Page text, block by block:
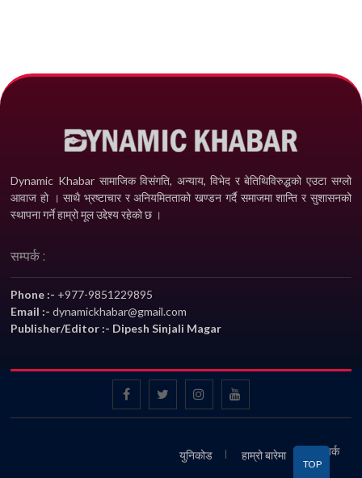
Dynamic Khabar सामाजिक विसंगति, अन्याय, विभेद­ र बेतिथिविरुद्धको एउटा सग्लो
आवाज हो । साथै भ्रष्टाचार र अनियमितताको खण्डन गर्दै समाजमा शान्ति र सुशासनको
स्थापना गर्ने हाम्रो मूल उद्देश्य रहेको छ ।
सम्पर्क :
Phone :- +977-9851229895
Email :-dynamickhabar@gmail.com
Publisher/Editor :- Dipesh Sinjali Magar
युनिकोड हाम्रो बारेमा सम्पर्क
TOP